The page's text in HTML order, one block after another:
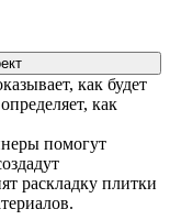
как будет
как
помогут
раскладку плитки